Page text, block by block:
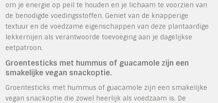
om je energie op peil te houden en je lichaam te voorzien van
de benodigde voedingsstoffen. Geniet van de knapperige
textuur en de voedzame eigenschappen van deze plantaardige
lekkernijen als verantwoorde toevoeging aan je dagelijkse
eetpatroon.
Groentesticks met hummus of guacamole zijn een
smakelijke vegan snackoptie.
Groentesticks met hummus of guacamole zijn een smakelijke
vegan snackoptie die zowel heerlijk als voedzaam is. De